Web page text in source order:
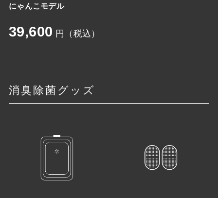
にゃんこモデル
39,600 円（税込）
消臭除菌グッズ